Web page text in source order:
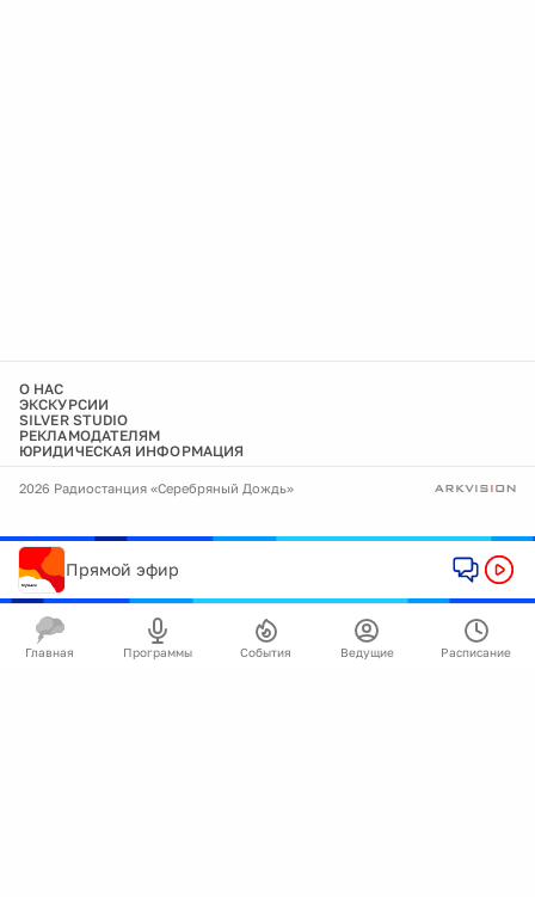
О НАС
ЭКСКУРСИИ
SILVER STUDIO
РЕКЛАМОДАТЕЛЯМ
ЮРИДИЧЕСКАЯ ИНФОРМАЦИЯ
2026 Радиостанция «Серебряный Дождь»
Прямой эфир
Главная Программы События Ведущие Расписание